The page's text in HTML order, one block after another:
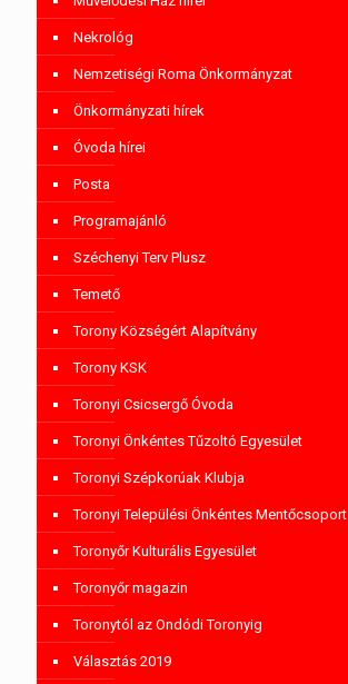
Nekrológ
Nemzetiségi Roma Önkormányzat
Önkormányzati hírek
Óvoda hírei
Posta
Programajánló
Széchenyi Terv Plusz
Temető
Torony Községért Alapítvány
Torony KSK
Toronyi Csicsergő Óvoda
Toronyi Önkéntes Tűzoltó Egyesület
Toronyi Szépkorúak Klubja
Toronyi Települési Önkéntes Mentőcsoport
Toronyőr Kulturális Egyesület
Toronyőr magazin
Toronytól az Ondódi Toronyig
Választás 2019